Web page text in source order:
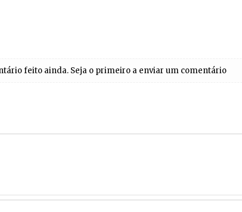
feito ainda. Seja o primeiro a enviar um comentário